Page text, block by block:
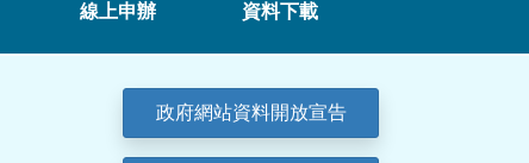
線上申辦 資料下載
政府網站資料開放宣告